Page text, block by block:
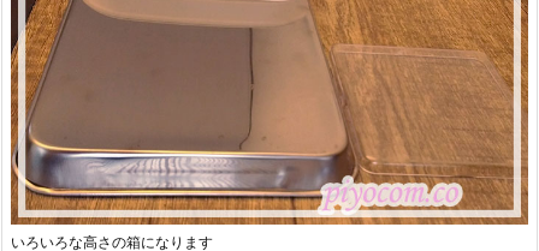
いろいろな高さの箱になります